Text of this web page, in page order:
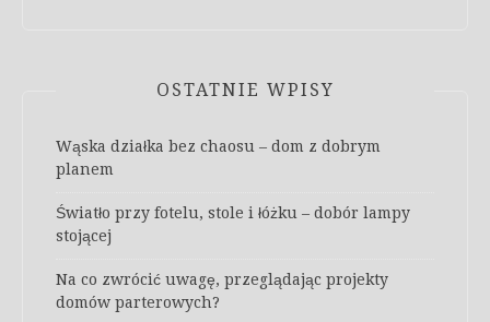
OSTATNIE WPISY
Wąska działka bez chaosu – dom z dobrym
planem
Światło przy fotelu, stole i łóżku – dobór lampy
stojącej
Na co zwrócić uwagę, przeglądając projekty
domów parterowych?